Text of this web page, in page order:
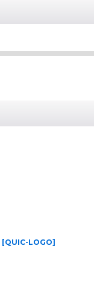
[QUIC-LOGO]